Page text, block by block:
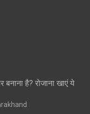
है? रोजाना खाएं ये